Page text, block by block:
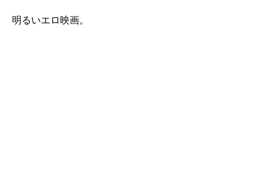
明るいエロ映画。